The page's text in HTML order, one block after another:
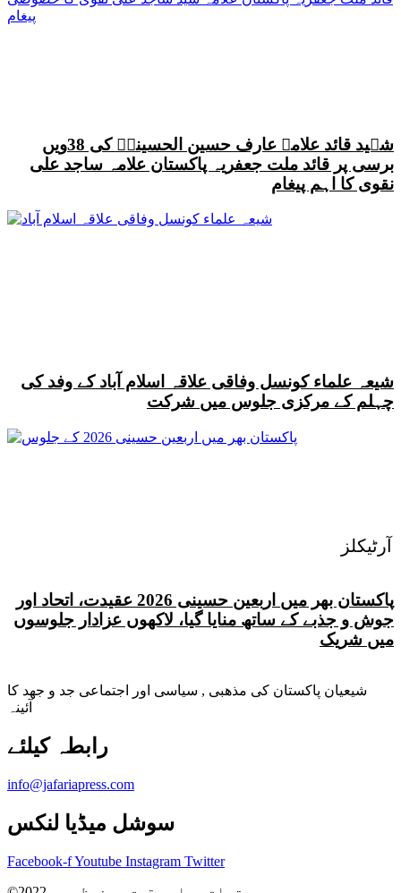
آرٹیکلز
شہید قائد علامہ عارف حسین الحسینیؒ کی 38ویں
برسی پر قائد ملت جعفریہ پاکستان علامہ ساجد علی
نقوی کا اہم پیغام
شیعہ علماء کونسل وفاقی علاقہ اسلام آباد کے وفد کی
چہلم کے مرکزی جلوس میں شرکت
پاکستان بھر میں اربعین حسینی 2026 عقیدت، اتحاد اور
جوش و جذبے کے ساتھ منایا گیا، لاکھوں عزادار جلوسوں
میں شریک
شیعیان پاکستان کی مذهبی , سیاسی اور اجتماعی جد و جهد کا
آئینہ
info@jafariapress.com​
سوشل میڈیا لنکس
Facebook-fYoutube Instagram Twitter